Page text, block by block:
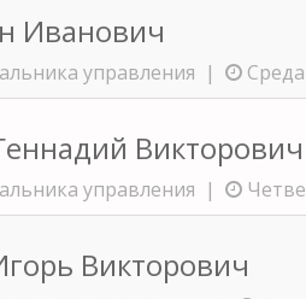
Иванович
управления |
Викторович
управления |
Викторович